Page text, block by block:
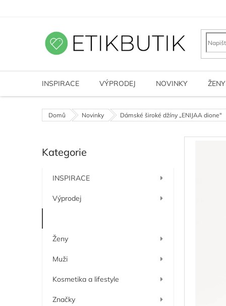
INSPIRACE VÝPRODEJ NOVINKY ŽENY
Domů Novinky Dámské široké džíny „ENIJAA dione"
o
n
í
Přeskočit
kategorie
Kategorie
INSPIRACE
Výprodej
Ženy
Muži
Kosmetika a lifestyle
Značky